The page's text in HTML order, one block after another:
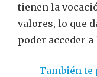
tienen la
valores, lo que
poder acceder
También te